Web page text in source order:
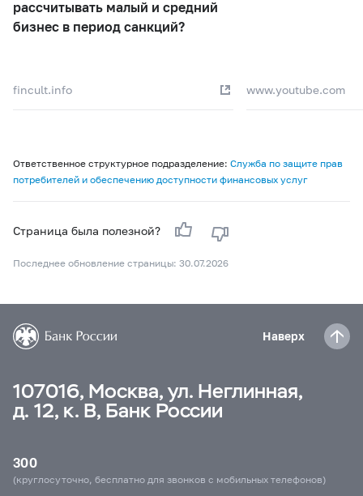
рассчитывать малый и средний
бизнес в период санкций?
fincult.info www.youtube.com
Ответственное структурное подразделение: Служба по защите прав
потребителей и обеспечению доступности финансовых услуг
Страница была полезной?
Последнее обновление страницы: 30.07.2026
Наверх
107016, Москва, ул. Неглинная,
д. 12, к. В, Банк России
300
(круглосуточно, бесплатно для звонков с мобильных телефонов)